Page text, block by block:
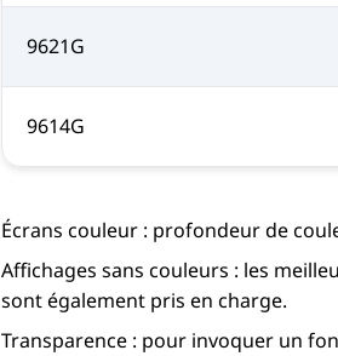
9621G
9614G
Écrans couleur : profondeur de
Affichages sans couleurs : les
sont également pris en charge.
Transparence : pour invoquer un